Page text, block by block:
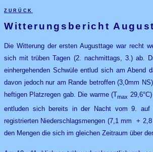
zurück
Witterungsbericht
Die Witterung der ersten Augusttage war recht
sich mit trüben Tagen (2. nachmittags, 3.) ab.
einhergehenden Schwüle entlud sich am Abend
davon jedoch nur am Rande betroffen (3,0mm
heftigen Platzregen gab. Die warme (Tmax
entluden sich bereits in der Nacht vom 9. auf
registrierten Niederschlagsmengen (7,1 mm +
den Mengen die sich im gleichen Zeitraum über